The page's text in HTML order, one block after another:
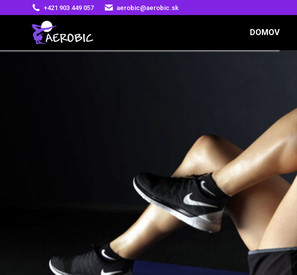
+421 903 449 057 aerobic@aerobic.sk
DOMOV